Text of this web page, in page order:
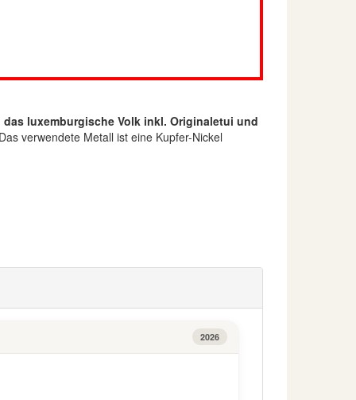
luxemburgische Volk inkl. Originaletui und
verwendete Metall ist eine Kupfer-Nickel
2026